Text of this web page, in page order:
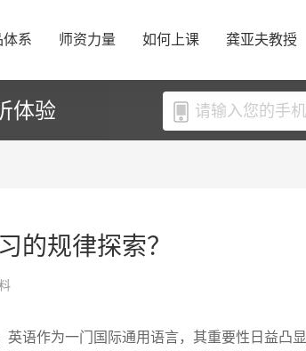
体系 师资力量 如何上课 龚亚夫教授
体验
的规律探索？
英语作为一门国际通用语言，其重要性日益凸